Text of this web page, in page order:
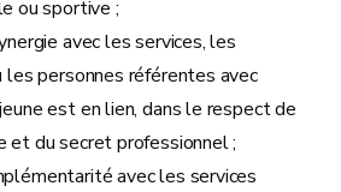
ou sportive ;
avec les services, les
personnes référentes avec
est en lien, dans le respect de
et du secret professionnel ;
avec les services